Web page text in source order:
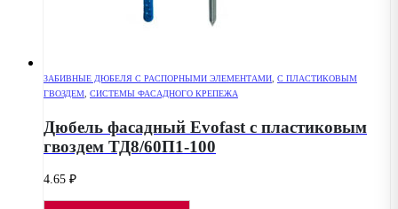
ЗАБИВНЫЕ ДЮБЕЛЯ С РАСПОРНЫМИ ЭЛЕМЕНТАМИ, С ПЛАСТИКОВЫМ
ГВОЗДЕМ, СИСТЕМЫ ФАСАДНОГО КРЕПЕЖА
Дюбель фасадный Evofast с пластиковым
гвоздем ТД8/60П1-100
4.65 ₽